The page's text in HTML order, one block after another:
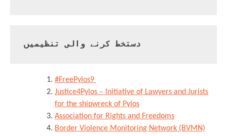
دستخط کرنے والی تنظیمیں
#FreePylos9
Justice4Pylos – Initiative of Lawyers and Jurists
for the shipwreck of Pylos
Association for Rights and Freedoms
Border Violence Monitoring Network (BVMN)